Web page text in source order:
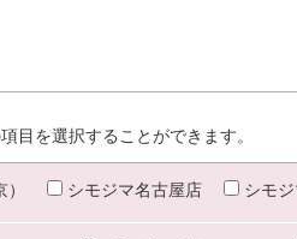
目を選択することができます。
シモジマ名古屋店 シモ